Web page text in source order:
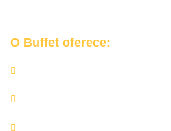
O Buffet oferece: